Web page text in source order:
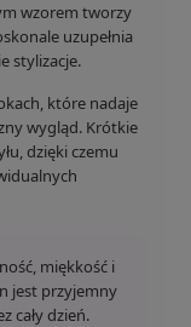
wzorem tworzy
uzupełnia
stylizacje.
które nadaje
wygląd. Krótkie
dzięki czemu
miękkość i
jest przyjemny
cały dzień.